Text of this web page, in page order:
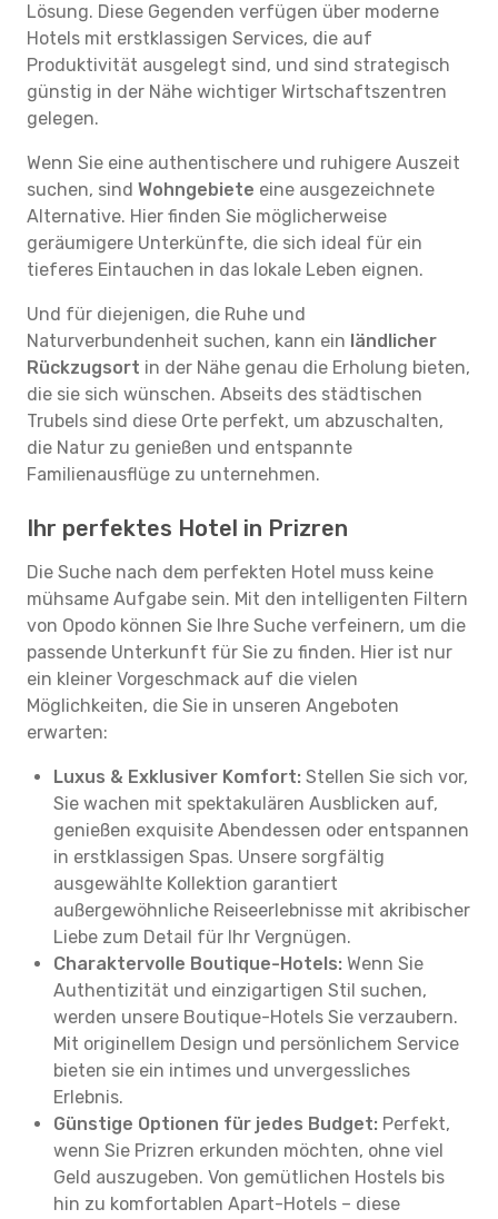
Lösung. Diese Gegenden verfügen über moderne
Hotels mit erstklassigen Services, die auf
Produktivität ausgelegt sind, und sind strategisch
günstig in der Nähe wichtiger Wirtschaftszentren
gelegen.
Wenn Sie eine authentischere und ruhigere Auszeit
suchen, sind Wohngebiete eine ausgezeichnete
Alternative. Hier finden Sie möglicherweise
geräumigere Unterkünfte, die sich ideal für ein
tieferes Eintauchen in das lokale Leben eignen.
Und für diejenigen, die Ruhe und
Naturverbundenheit suchen, kann ein ländlicher
Rückzugsort in der Nähe genau die Erholung bieten,
die sie sich wünschen. Abseits des städtischen
Trubels sind diese Orte perfekt, um abzuschalten,
die Natur zu genießen und entspannte
Familienausflüge zu unternehmen.
Ihr perfektes Hotel in Prizren
Die Suche nach dem perfekten Hotel muss keine
mühsame Aufgabe sein. Mit den intelligenten Filtern
von Opodo können Sie Ihre Suche verfeinern, um die
passende Unterkunft für Sie zu finden. Hier ist nur
ein kleiner Vorgeschmack auf die vielen
Möglichkeiten, die Sie in unseren Angeboten
erwarten:
Luxus & Exklusiver Komfort: Stellen Sie sich vor,
Sie wachen mit spektakulären Ausblicken auf,
genießen exquisite Abendessen oder entspannen
in erstklassigen Spas. Unsere sorgfältig
ausgewählte Kollektion garantiert
außergewöhnliche Reiseerlebnisse mit akribischer
Liebe zum Detail für Ihr Vergnügen.
Charaktervolle Boutique-Hotels: Wenn Sie
Authentizität und einzigartigen Stil suchen,
werden unsere Boutique-Hotels Sie verzaubern.
Mit originellem Design und persönlichem Service
bieten sie ein intimes und unvergessliches
Erlebnis.
Günstige Optionen für jedes Budget: Perfekt,
wenn Sie Prizren erkunden möchten, ohne viel
Geld auszugeben. Von gemütlichen Hostels bis
hin zu komfortablen Apart-Hotels – diese